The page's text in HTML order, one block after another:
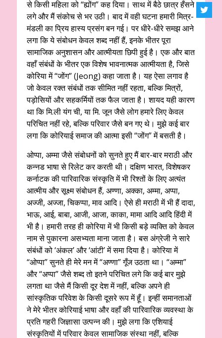
से किसी महिला को “ह्योंग” कह दिया। साथ में बैठे छात्र हँसने
लगे और मैं संकोच से भर उठी। बाद में वही घटना हमारी मित्र-
मंडली का प्रिय हास्य प्रसंग बन गई। पर धीरे-धीरे समझ आने
लगा कि ये संबोधन केवल शब्द नहीं हैं, इनके भीतर पूरा
सामाजिक अनुशासन और आत्मीयता छिपी हुई है। एक और बात
वहाँ संबंधों के भीतर एक विशेष भावनात्मक आत्मीयता है, जिसे
कोरिया में “जोंग” (Jeong) कहा जाता है। यह ऐसा लगाव है
जो केवल रक्त संबंधों तक सीमित नहीं रहता, बल्कि मित्रों,
पड़ोसियों और सहकर्मियों तक फैल जाता है। शायद यही कारण
था कि मि.ली यंग ची, या मि. जून जैसे लोग हमारे लिए केवल
परिचित नहीं रहे, बल्कि परिवार जैसे बन गए थे। मुझे कई बार
लगा कि कोरियाई समाज की आत्मा इसी “जोंग” में बसती है।
ओप्पा, अम्मा जैसे संबोधनों को सुनते हुए मैं बार-बार मराठी और
कन्नड भाषा से रिलेट कर करती थी। दक्षिण भारत, विशेषकर
कर्नाटक की पारिवारिक संस्कृति में भी रिश्तों के लिए अत्यंत
आत्मीय और सूक्ष्म संबोधन हैं, अण्णा, अक्का, अम्मा, अप्पा,
अज्जी, अज्जा, चिकप्पा, माव आदि। ऐसे ही मराठी में भी हैं दादा,
भाऊ, आई, बाबा, आजी, आजा, काका, मामा आदि आदि हिंदी में
भी है। हमारी तरह ही कोरिया में भी किसी बड़े व्यक्ति को केवल
नाम से पुकारना असभ्यता माना जाता है। बस अंग्रेजी ने सारे
संबंधों को ‘अंकल’ और ‘आंटी’ में समा दिया है। कोरिया में
“ओप्पा” सुनते ही मेरे मन में “अण्णा” गूँज उठता था। “अम्मा”
और “अप्पा” जैसे शब्द तो इतने परिचित लगे कि कई बार मुझे
लगता था जैसे मैं किसी दूर देश में नहीं, बल्कि अपने ही
सांस्कृतिक परिवेश के किसी दूसरे रूप में हूँ। इन्हीं समानताओं
ने मेरे भीतर कोरियाई भाषा और वहाँ की पारिवारिक व्यवस्था के
प्रति गहरी जिज्ञासा उत्पन्न की। मुझे लगा कि एशियाई
संस्कृतियों में परिवार केवल सामाजिक संस्था नहीं, बल्कि